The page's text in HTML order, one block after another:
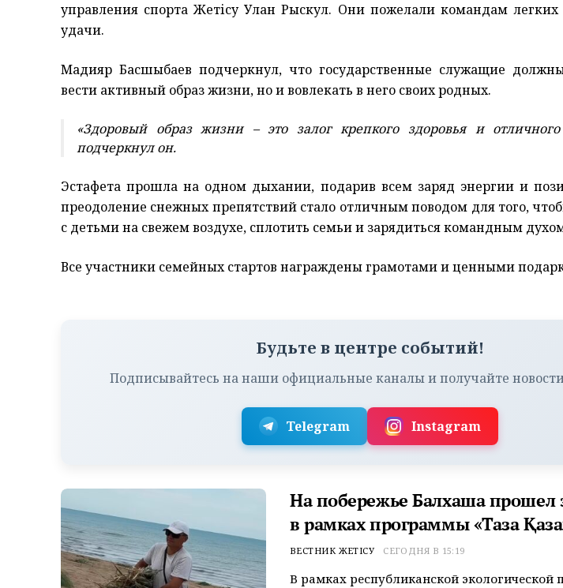
управления спорта Жетісу Улан Рыскул. Они пожелали командам легких
удачи.
Мадияр Басшыбаев подчеркнул, что государственные служащие
вести активный образ жизни, но и вовлекать в него своих родных.
«Здоровый образ жизни – это залог крепкого здоровья и
подчеркнул он.
Эстафета прошла на одном дыхании, подарив всем заряд энергии и
преодоление снежных препятствий стало отличным поводом для того,
с детьми на свежем воздухе, сплотить семьи и зарядиться командным
Все участники семейных стартов награждены грамотами и ценными
Будьте в центре событий!
Подписывайтесь на наши официальные каналы и получайте
Telegram Instagram
На побережье Балхаша прошел
в рамках программы «Таза
ВЕСТНИК ЖЕТІСУ СЕГОДНЯ В 15:19
В рамках республиканской экологической